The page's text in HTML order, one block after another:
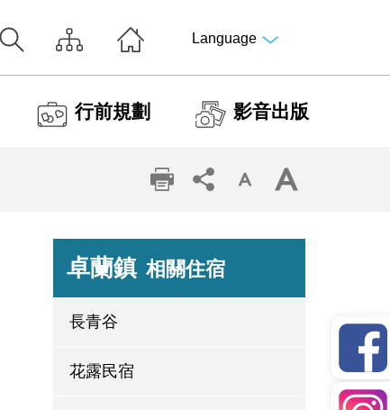
Language
行前規劃 影音出版
卓蘭鎮 相關住宿
長青谷
花露民宿